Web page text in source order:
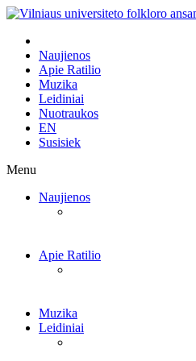
Naujienos
Apie Ratilio
Muzika
Leidiniai
Nuotraukos
EN
Susisiek
Menu
Naujienos
Apie Ratilio
Muzika
Leidiniai